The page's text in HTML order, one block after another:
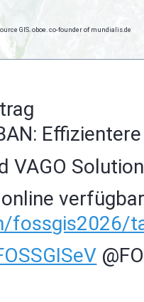
GIS. oboe. co-founder of mundialis.de
VAGO
fossgis2026/